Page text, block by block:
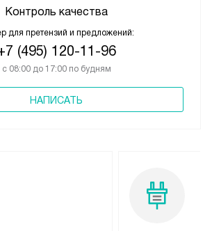
Контроль качества
для претензий и предложений:
(495) 120-11-96
с 08:00 до 17:00 по будням
НАПИСАТЬ